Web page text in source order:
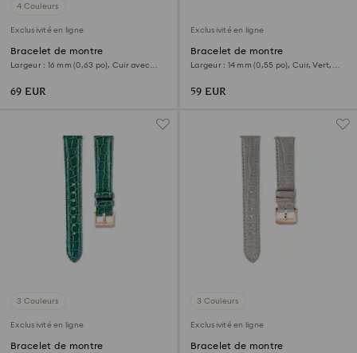
4 Couleurs
Exclusivité en ligne
Bracelet de montre
Largeur : 16 mm (0,63 po), Cuir avec
69 EUR
Exclusivité en ligne
Bracelet de montre
Largeur : 14 mm (0,55 po), Cuir, Vert,
59 EUR
3 Couleurs
Exclusivité en ligne
Bracelet de montre
3 Couleurs
Exclusivité en ligne
Bracelet de montre